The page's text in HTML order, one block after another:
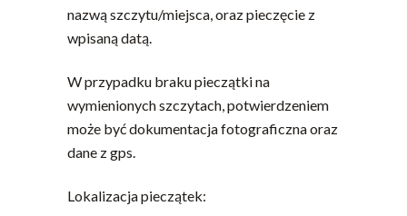
nazwą szczytu/miejsca, oraz pieczęcie z
wpisaną datą.
W przypadku braku pieczątki na
wymienionych szczytach, potwierdzeniem
może być dokumentacja fotograficzna oraz
dane z gps.
Lokalizacja pieczątek: